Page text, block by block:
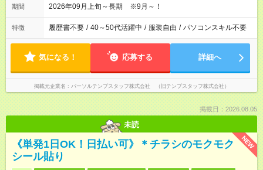
期間 2026年09月上旬～長期 ※9月～！
特徴 履歴書不要 / 40～50代活躍中 / 服装自由 / パソコンスキル不要
気になる！ 応募する 詳細へ
掲載元企業名 パーソルテンプスタッフ株式会社 （旧テンプスタッフ株式会社）
掲載日：2026.08.05
未読
NEW
《単発1日OK！日払い可》＊チラシのモクモク
シール貼り